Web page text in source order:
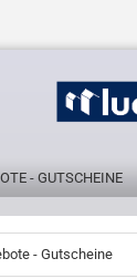
- GUTSCHEINE
- Gutscheine